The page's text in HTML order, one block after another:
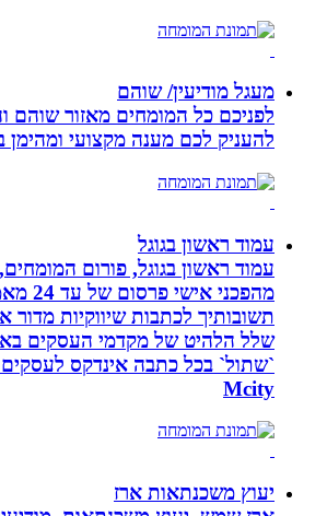
מעגל מודיעין/ שוהם
לפניכם כל המומחים מאזור שוהם
להעניק לכם מענה מקצועי ומהימן
עמוד ראשון בגוגל
עמוד ראשון בגוגל, פורום המומחים,
מהפכני אישי פרסום
תשובותיך לכתבות שיווקיות מדור
שלל הלהיט של מקדמי העסקים בארץ:
`שתול` בכל כתבה אינדקס לעסקים
Mcity
יעוץ משכנתאות ארז